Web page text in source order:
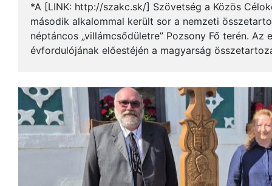
*A [LINK: http://szakc.sk/] Szövetség a Közös
második alkalommal került sor a nemzeti
néptáncos „villámcsődületre” Pozsony Fő terén. Az
évfordulójának előestéjén a magyarság